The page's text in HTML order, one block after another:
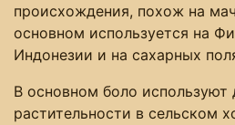
происхождения, похож на
основном используется на
Индонезии и на сахарных
В основном боло используют
растительности в сельском